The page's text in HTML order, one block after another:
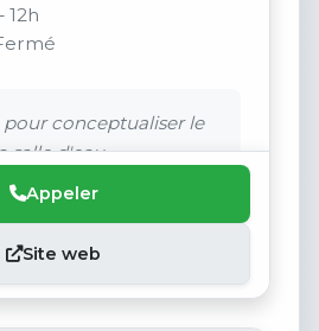
12h
conceptualiser le
salle d'eau.
Appeler
Site web